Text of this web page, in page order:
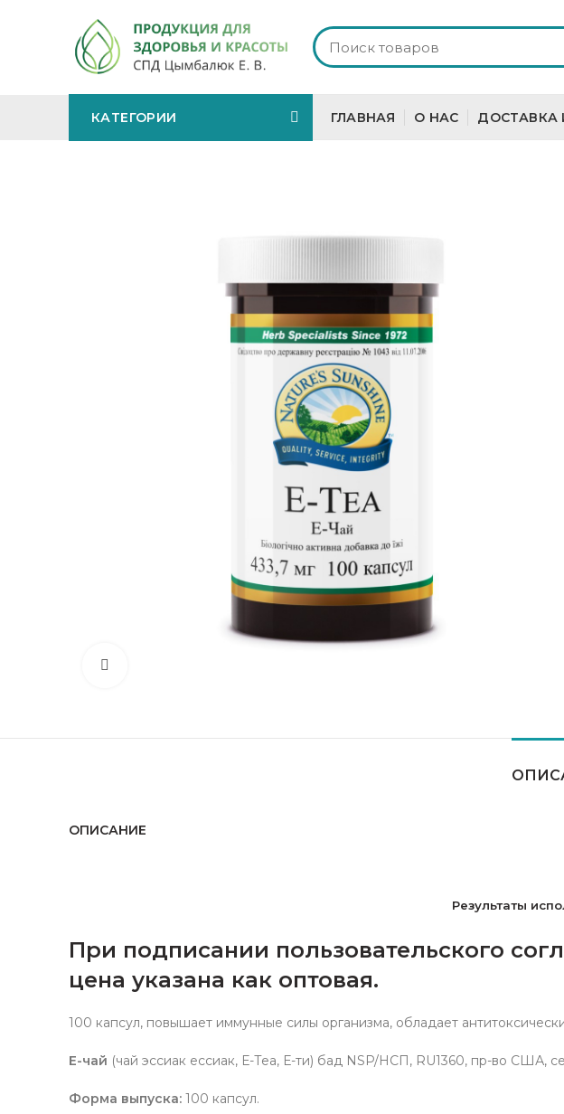
КАТЕГОРИИ ГЛАВНАЯ О НАС ДОСТАВКА
ОПИСАНИЕ
Результаты
При подписании пользовательского
цена указана как оптовая.
100 капсул, повышает иммунные силы организма, обладает
Е-чай (чай эссиак ессиак, Е-Теа, Е-ти) бад NSP/НСП, RU1360, пр-во США,
Форма выпуска: 100 капсул.